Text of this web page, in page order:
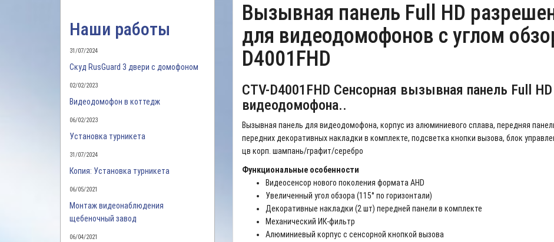
Наши работы
31/07/2024
Скуд RusGuard 3 двери с домофоном
02/02/2023
Видеодомофон в коттедж
06/02/2023
Установка турникета
31/07/2024
Копия: Установка турникета
06/05/2021
Монтаж видеонаблюдения
щебеночный завод
06/04/2021
Вызывная панель Full HD
для видеодомофонов с углом
D4001FHD
CTV-D4001FHD Сенсорная вызывная панель Full
видеодомофона..
Вызывная панель для видеодомофона, корпус из алюминиевого сплава, передняя
передних декоративных накладки в комплекте, подсветка кнопки вызова, блок
цв корп. шампань/графит/серебро
Функциональные особенности
Видеосенсор нового поколения формата AHD
Увеличенный угол обзора (115° по горизонтали)
Декоративные накладки (2 шт) передней панели в комплекте
Механический ИК-фильтр
Алюминиевый корпус с сенсорной кнопкой вызова